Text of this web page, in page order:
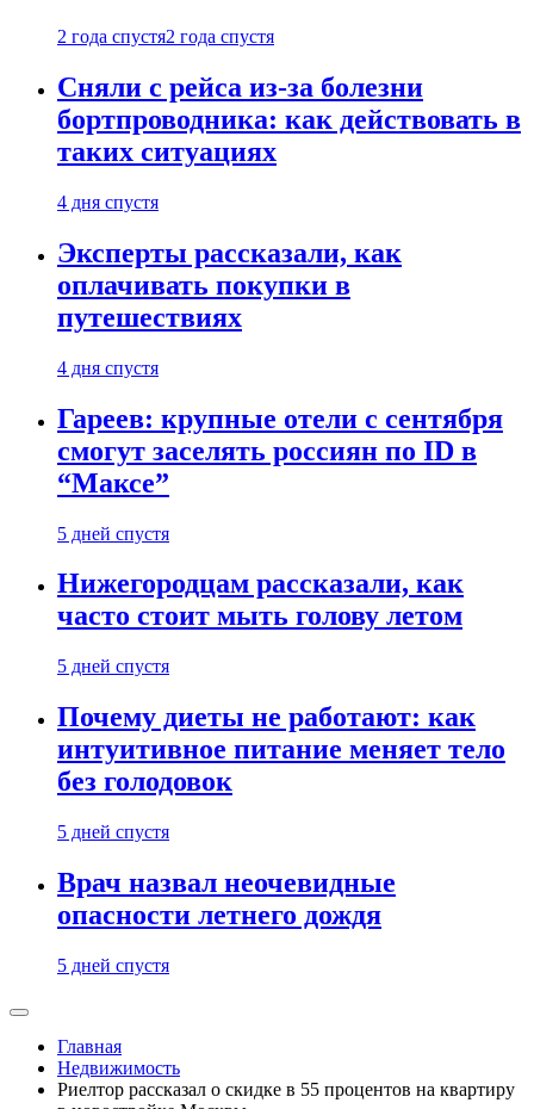
2 года спустя2 года спустя
Сняли с рейса из-за болезни
бортпроводника: как действовать в
таких ситуациях
4 дня спустя
Эксперты рассказали, как
оплачивать покупки в
путешествиях
4 дня спустя
Гареев: крупные отели с сентября
смогут заселять россиян по ID в
“Максе”
5 дней спустя
Нижегородцам рассказали, как
часто стоит мыть голову летом
5 дней спустя
Почему диеты не работают: как
интуитивное питание меняет тело
без голодовок
5 дней спустя
Врач назвал неочевидные
опасности летнего дождя
5 дней спустя
Главная
Недвижимость
Риелтор рассказал о скидке в 55 процентов на квартиру